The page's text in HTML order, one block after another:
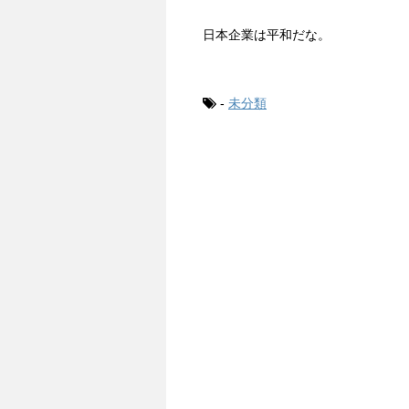
日本企業は平和だな。
- 未分類